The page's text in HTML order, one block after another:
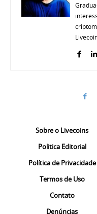
Sobre o Livecoins
Politica Editorial
Política de Privacidade
Termos de Uso
Contato
Denúncias